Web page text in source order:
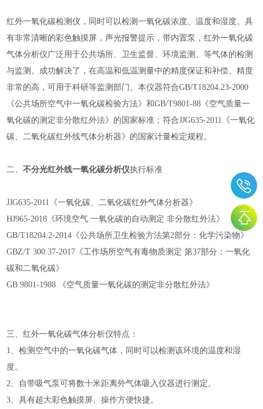
红外一氧化碳检测仪，同时可以检测一氧化碳浓度、温度和湿度。具
有非常清晰的彩色触摸屏，声光报警提示，带内置泵，红外一氧化碳
气体分析仪广泛用于公共场所、卫生监督、环境监测、等气体的检测
与监测。成功解决了，在高温和低温测量中的精度保证和补偿、精度
非常的高，可用于科研等监测部门。本仪器符合GB/T18204.23-2000
《公共场所空气中一氧化碳检验方法》和GB/T9801-88《空气质量一
氧化碳的测定非分散红外法》的国家标准；符合JJG635-2011《一氧化
碳、二氧化碳红外线气体分析器》的国家计量检定规程。
二、不分光红外线一氧化碳分析仪执行标准
JJG635-2011《一氧化碳、二氧化碳红外气体分析器》
HJ965-2018《环境空气 一氧化碳的自动测定 非分散红外法》
GB/T18204.2-2014《公共场所卫生检验方法第2部分：化学污染物》
GBZ/T 300.37-2017《工作场所空气有毒物质测定 第37部分：一氧化
碳和二氧化碳》
GB 9801-1988 《空气质量一氧化碳的测定非分散红外法》
三、红外一氧化碳气体分析仪特点：
1、检测空气中的一氧化碳气体，同时可以检测该环境的温度和湿
度。
2、自带吸气泵可将数十米距离外气体吸入仪器进行测定。
3、具有超大彩色触摸屏、操作方便快捷。